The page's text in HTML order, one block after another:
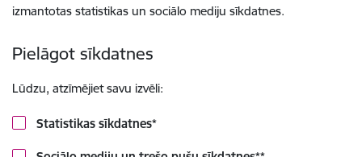
izmantotas statistikas un sociālo mediju sīkdatnes.
Pielāgot sīkdatnes
Lūdzu, atzīmējiet savu izvēli:
Statistikas sīkdatnes*